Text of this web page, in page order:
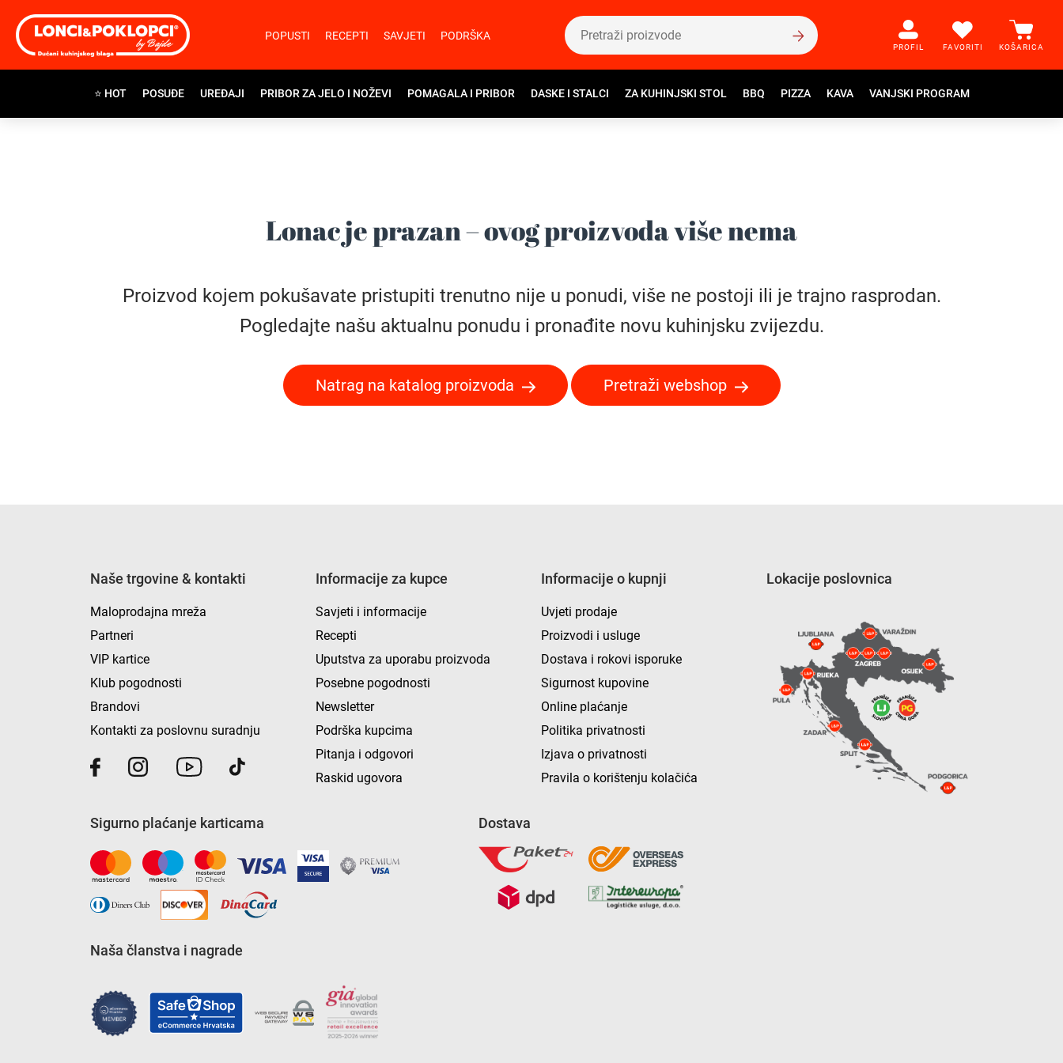
POPUSTI RECEPTI SAVJETI PODRŠKA
PROFIL FAVORITI KOŠARICA
⭐ HOT POSUĐE UREĐAJI PRIBOR ZA JELO I NOŽEVI POMAGALA I PRIBOR DASKE I STALCI ZA KUHINJSKI STOL BBQ PIZZA KAVA VANJSKI PROGRAM
Lonac je prazan – ovog proizvoda više nema
Proizvod kojem pokušavate pristupiti trenutno nije u ponudi, više ne postoji ili je trajno rasprodan.
Pogledajte našu aktualnu ponudu i pronađite novu kuhinjsku zvijezdu.
Natrag na katalog proizvoda Pretraži webshop
Naše trgovine & kontakti
Maloprodajna mreža
Partneri
VIP kartice
Klub pogodnosti
Brandovi
Kontakti za poslovnu suradnju
Informacije za kupce
Savjeti i informacije
Recepti
Uputstva za uporabu proizvoda
Posebne pogodnosti
Newsletter
Podrška kupcima
Pitanja i odgovori
Raskid ugovora
Informacije o kupnji
Uvjeti prodaje
Proizvodi i usluge
Dostava i rokovi isporuke
Sigurnost kupovine
Online plaćanje
Politika privatnosti
Izjava o privatnosti
Pravila o korištenju kolačića
Lokacije poslovnica
Sigurno plaćanje karticama
Naša članstva i nagrade
Dostava